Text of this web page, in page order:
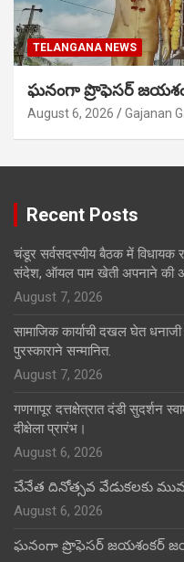
TELANGANA NEWS
ఘనంగా ప్రొఫెసర్
August 6, 2026 Gajanan
Recent Posts
चंडूर सर्वसदस्यीय बैठक में विधायक
संदेश, ऑयल पाम खेती अपनाने की
August 7, 2026
सामाजिक कार्याची दखल घेत धनाजी
पुरस्काराने सन्मानित.
August 7, 2026
गणगापूर दत्तक्षेत्रात दंडी सुदर्शन
दीक्षेला प्रारंभ।
August 6, 2026
చేనేత దినోత్సవ వేడుకలకు
August 6, 2026
ఘనంగా ప్రొఫెసర్ జయశంకర్